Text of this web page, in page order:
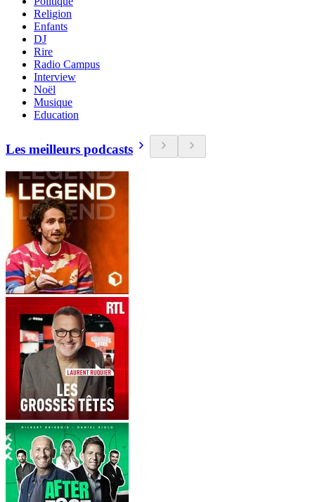
Religion
Enfants
DJ
Rire
Radio Campus
Interview
Noël
Musique
Education
Les meilleurs podcasts